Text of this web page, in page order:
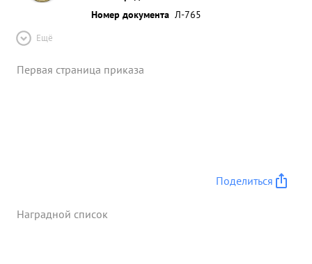
Номер документа Л-765
Ещё
Первая страница приказа
Поделиться
Наградной список